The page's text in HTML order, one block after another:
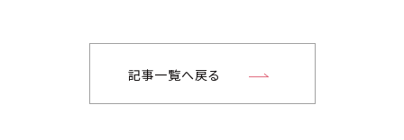
記事一覧へ戻る